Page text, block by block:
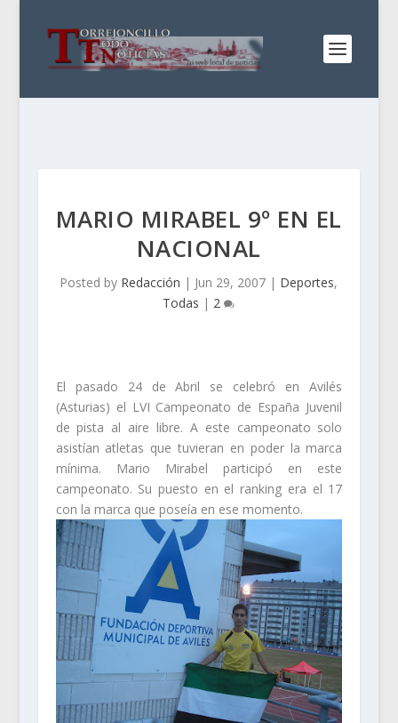
MARIO MIRABEL 9º EN EL
NACIONAL
Posted by Redacción | Jun 29, 2007 | Deportes,
Todas | 2
El pasado 24 de Abril se celebró en Avilés
(Asturias) el LVI Campeonato de España Juvenil
de pista al aire libre. A este campeonato solo
asistían atletas que tuvieran en poder la marca
mínima. Mario Mirabel participó en este
campeonato. Su puesto en el ranking era el 17
con la marca que poseía en ese momento.